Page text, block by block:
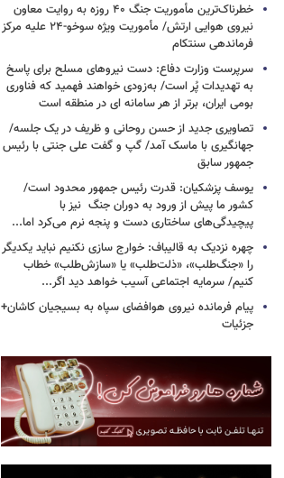
خطرناک‌ترین مأموریت جنگ ۴۰ روزه به روایت معاون
نیروی هوایی ارتش/ مأموریت ویژه سوخو-۲۴ علیه مرکز
فرماندهی سنتکام
سرپرست وزارت دفاع: دست نیروهای مسلح برای پاسخ
به تهدیدات پُر است/ به‌زودی خواهند فهمید که فناوری
بومی ایران، برتر از هر سامانه ای در منطقه است
تصاویری جدید از حسن روحانی و ظریف در یک جلسه/
جهانگیری با ماسک آمد/ گپ و گفت علی جنتی با رئیس
جمهور سابق
یوسف پزشکیان: قدرت رئیس‌ جمهور محدود است/
کشور ما پیش از ورود به دوران جنگ نیز با
پیچیدگی‌های ساختاری دست و پنجه نرم می‌کرد اما...
چهره نزدیک به قالیباف: خوارج سازی نکنیم نباید یکدیگر
را «جنگ‌طلب»، «ذلت‌طلب» یا «سازش‌طلب» خطاب
کنیم/ سرمایه اجتماعی آسیب خواهد دید اگر...
پیام فرمانده نیروی هوافضای سپاه به بسیجیان کاشان+
جزئیات